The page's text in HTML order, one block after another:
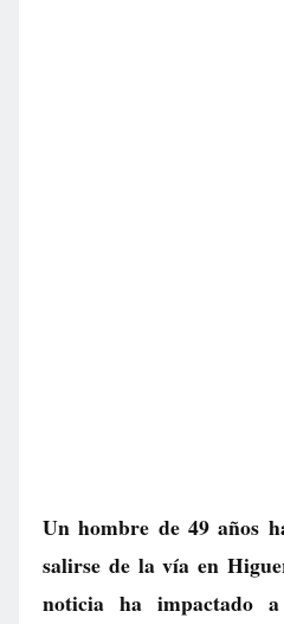
Un hombre de 49 años
salirse de la vía en
noticia ha impactado